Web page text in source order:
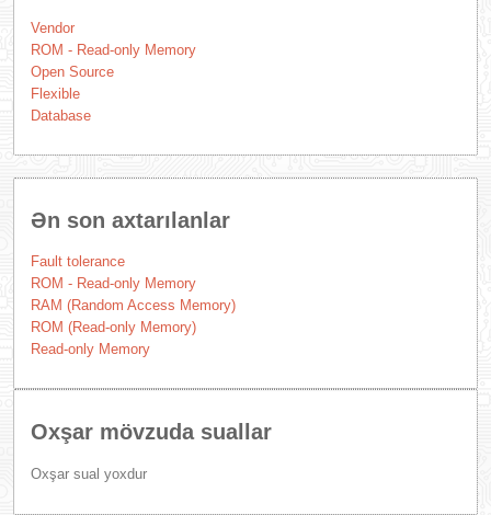
Vendor
ROM - Read-only Memory
Open Source
Flexible
Database
Ən son axtarılanlar
Fault tolerance
ROM - Read-only Memory
RAM (Random Access Memory)
ROM (Read-only Memory)
Read-only Memory
Oxşar mövzuda suallar
Oxşar sual yoxdur